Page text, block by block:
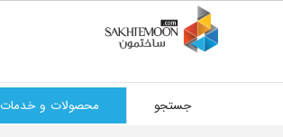
جستجو محصولات و خدمات